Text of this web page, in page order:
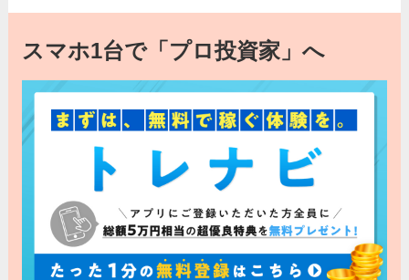
スマホ1台で「プロ投資家」へ